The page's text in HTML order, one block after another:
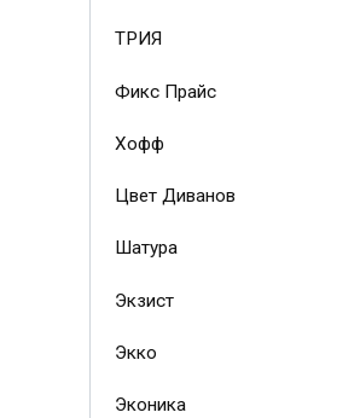
ТРИЯ
Фикс Прайс
Хофф
Цвет Диванов
Шатура
Экзист
Экко
Эконика